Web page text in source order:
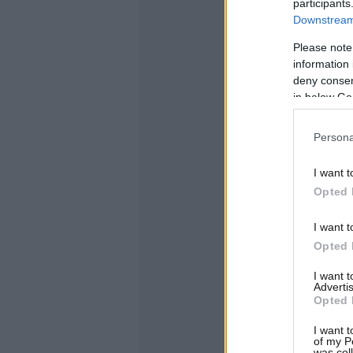
Please
information
deny
in below
I want
Opted
I want
Opted
I want
Opted
I want
of my